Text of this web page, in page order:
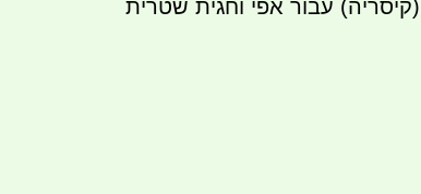
(קיסריה) עבור אפי וחגית שטרית